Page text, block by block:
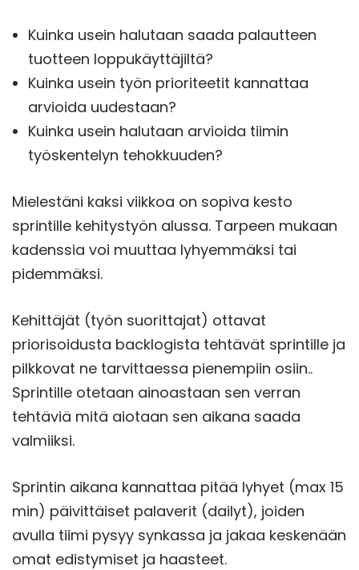
Kuinka usein halutaan saada palautteen
tuotteen loppukäyttäjiltä?
Kuinka usein työn prioriteetit kannattaa
arvioida uudestaan?
Kuinka usein halutaan arvioida tiimin
työskentelyn tehokkuuden?
Mielestäni kaksi viikkoa on sopiva kesto
sprintille kehitystyön alussa. Tarpeen mukaan
kadenssia voi muuttaa lyhyemmäksi tai
pidemmäksi.
Kehittäjät (työn suorittajat) ottavat
priorisoidusta backlogista tehtävät sprintille ja
pilkkovat ne tarvittaessa pienempiin osiin..
Sprintille otetaan ainoastaan sen verran
tehtäviä mitä aiotaan sen aikana saada
valmiiksi.
Sprintin aikana kannattaa pitää lyhyet (max 15
min) päivittäiset palaverit (dailyt), joiden
avulla tiimi pysyy synkassa ja jakaa keskenään
omat edistymiset ja haasteet.